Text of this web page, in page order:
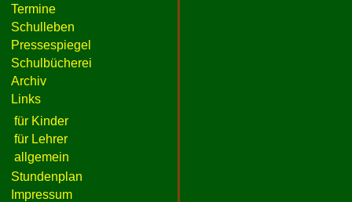
Termine
Schulleben
Pressespiegel
Schulbücherei
Archiv
Links
für Kinder
für Lehrer
allgemein
Stundenplan
Impressum